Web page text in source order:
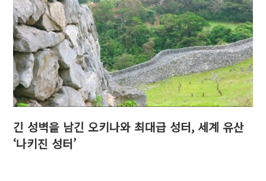
긴 성벽을 남긴 오키나와 최대급 성터, 세계 유산
‘나키진 성터’